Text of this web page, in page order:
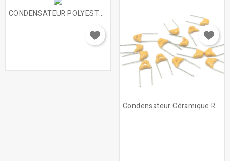
CONDENSATEUR POLYESTER MKT
Condensateur Céramique Radial